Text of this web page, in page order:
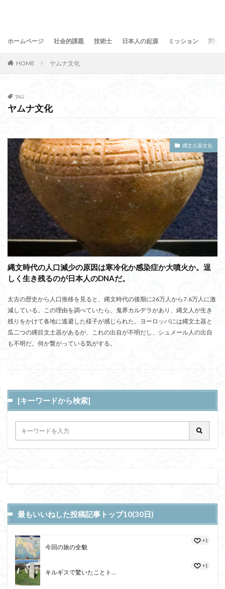
ホームページ 社会的課題 技術士 日本人の起源 ミッション 問合
HOME ヤムナ文化
TAG
ヤムナ文化
縄文土器文化
縄文時代の人口減少の原因は寒冷化か感染症か大噴火か。逞
しく生き残るのが日本人のDNAだ。
太古の歴史から人口推移を見ると、縄文時代の後期に26万人から7.6万人に激
減している。この理由を調べていたら、鬼界カルデラがあり、縄文人が生き
残りをかけて各地に逃避した様子が感じられた。ヨーロッパには縄文土器と
瓜二つの縄目文土器があるが、これの出自が不明だし、シュメール人の出自
も不明だ。何か繋がっている気がする。
[キーワードから検索]
最もいいねした投稿記事トップ10(30日)
今回の旅の全貌
+1
キルギスで驚いたことト...
+1